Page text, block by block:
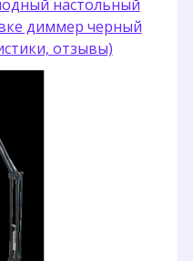
настольный
диммер черный
отзывы)